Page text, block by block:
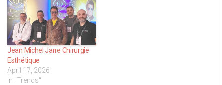
Jean Michel Jarre Chirurgie
Esthétique
April 17, 2026
In "Trends"